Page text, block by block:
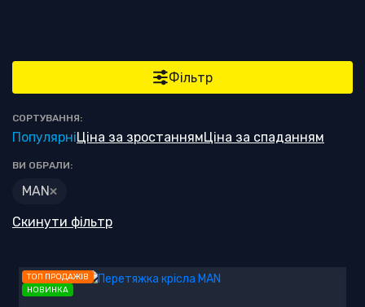
Фільтр
СОРТУВАННЯ:
ПопулярніЦіна за зростаннямЦіна за спаданням
ВИ ОБРАЛИ:
MAN
Скинути фільтр
ТОП ПРОДАЖІВ
НОВИНКА